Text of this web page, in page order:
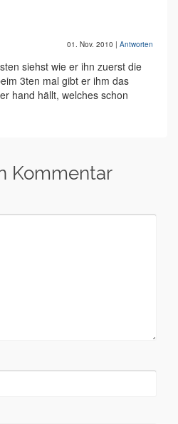
01. Nov. 2010 | Antworten
siehst wie er ihn zuerst die
3ten mal gibt er ihm das
hand hällt, welches schon
Kommentar